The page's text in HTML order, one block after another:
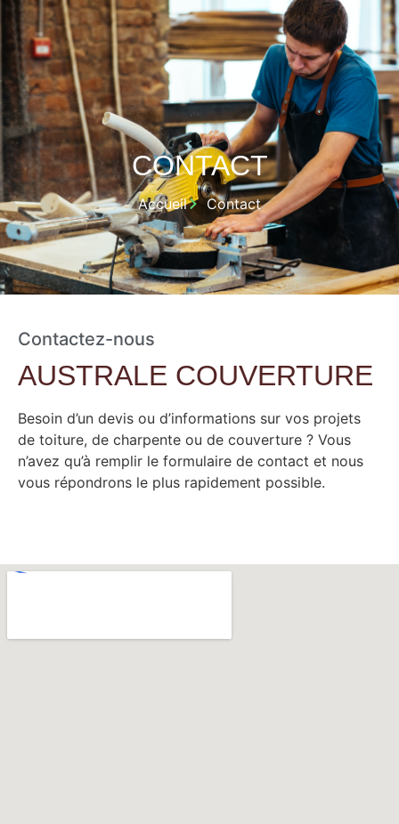
CONTACT
Accueil Contact
Contactez-nous
AUSTRALE COUVERTURE
Besoin d’un devis ou d’informations sur vos projets
de toiture, de charpente ou de couverture ? Vous
n’avez qu’à remplir le formulaire de contact et nous
vous répondrons le plus rapidement possible.